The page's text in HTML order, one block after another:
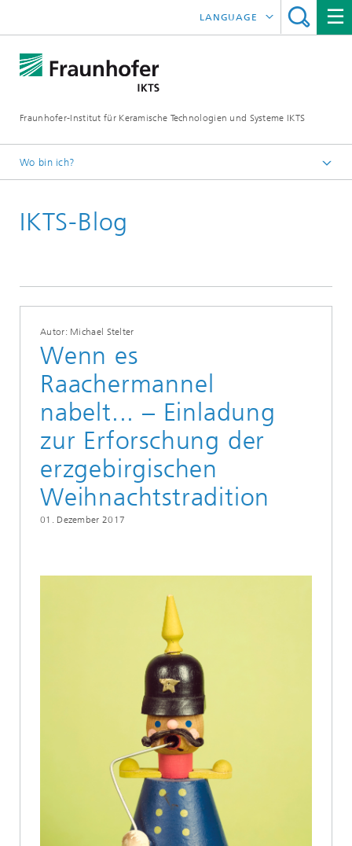
Fraunhofer-Institut für Keramische Technologien und Systeme IKTS
LANGUAGE
ČESKÝ
Wo bin ich?
Blog
IKTS-Blog
Autor: Michael Stelter
Wenn es
Raachermannel
nabelt... – Einladung
zur Erforschung der
erzgebirgischen
Weihnachtstradition
01. Dezember 2017